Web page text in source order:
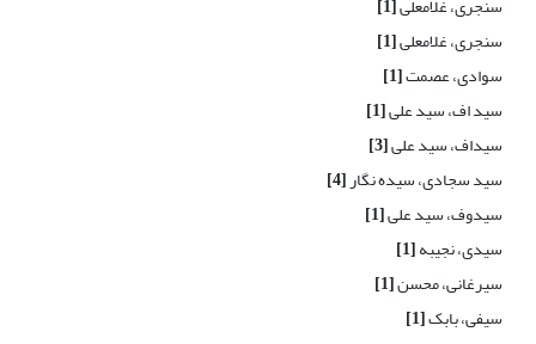
سنجری، غلامعلی[1]
سنجری، غلامعلی[1]
سوادی، عصمت[1]
سید اف، سید علی[1]
سیداف، سید علی[3]
سید سجادی، سیده نگار[4]
سیدوف، سید علی[1]
سیدی، نجیبه[1]
سیرغانی، محسن[1]
سیفی، بابک[1]